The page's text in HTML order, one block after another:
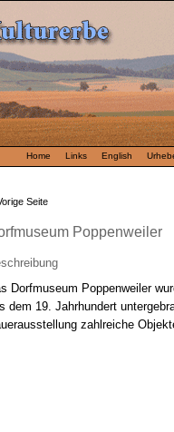
Home Links English
Seite
Poppenweiler
Dorfmuseum Poppenweiler
dem 19. Jahrhundert
zahlreiche